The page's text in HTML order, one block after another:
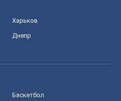
Харьков
Днепр
Баскетбол